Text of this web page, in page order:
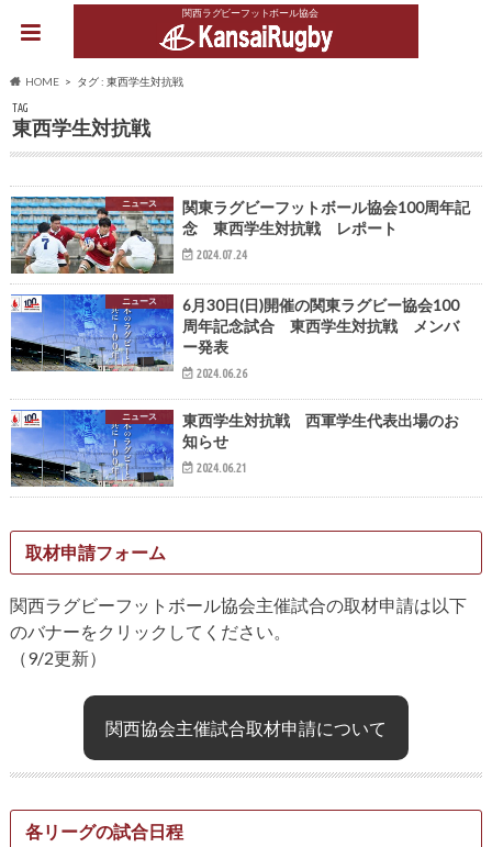
関西ラグビーフットボール協会
HOME タグ : 東西学生対抗戦
TAG
東西学生対抗戦
ニュース
関東ラグビーフットボール協会100周年記
念 東西学生対抗戦 レポート
2024.07.24
ニュース
6月30日(日)開催の関東ラグビー協会100
周年記念試合 東西学生対抗戦 メンバ
ー発表
2024.06.26
ニュース
東西学生対抗戦 西軍学生代表出場のお
知らせ
2024.06.21
取材申請フォーム
関西ラグビーフットボール協会主催試合の取材申請は以下
のバナーをクリックしてください。
（9/2更新）
関西協会主催試合取材申請について
各リーグの試合日程